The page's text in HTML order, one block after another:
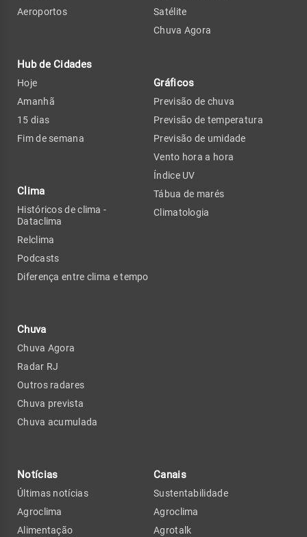
Aeroportos
Hub de Cidades
Hoje
Amanhã
15 dias
Fim de semana
Clima
Históricos de clima -
Dataclima
Relclima
Podcasts
Diferença entre clima e tempo
Chuva
Chuva Agora
Radar RJ
Outros radares
Chuva prevista
Chuva acumulada
Satélite
Chuva Agora
Gráficos
Previsão de chuva
Previsão de temperatura
Previsão de umidade
Vento hora a hora
Índice UV
Tábua de marés
Climatologia
Notícias
Últimas notícias
Agroclima
Alimentação
Canais
Sustentabilidade
Agroclima
Agrotalk